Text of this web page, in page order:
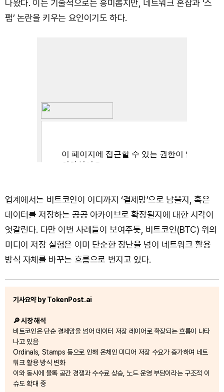
나왔다. 이는 기술적으로는 흥미롭지만, 네트워크 혼잡과 ‘스
팸’ 논란을 키우는 요인이기도 하다.
업계에서는 비트코인이 어디까지 ‘결제망’으로 남을지, 혹은
데이터를 저장하는 공공 아카이브로 확장될지에 대한 시각이
엇갈린다. 다만 이번 사례들이 보여주듯, 비트코인(BTC) 위의
미디어 저장 실험은 이미 단순한 장난을 넘어 네트워크 활용
방식 자체를 바꾸는 흐름으로 번지고 있다.
기사요약 by TokenPost.ai
🔎 시장 해석
비트코인은 단순 결제망을 넘어 데이터 저장 레이어로 확장되는 흐름이 나타
나고 있음
Ordinals, Stamps 등으로 인해 온체인 미디어 저장 수요가 증가하며 네트
워크 활용 방식 변화
이와 동시에 블록 공간 경쟁과 수수료 상승, 노드 운영 부담이라는 구조적 이
슈도 확대 중